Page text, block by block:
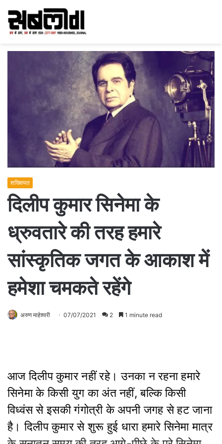
शख्सियत
दिलीप कुमार सिनेमा के
ध्रुवतारे की तरह हमारे
सांस्कृतिक जगत के आकाश में
हमेशा चमकते रहेंगे
अरुण माहेश्वरी 07/07/2021 2 1 minute read
आज दिलीप कुमार नहीं रहे। उनका न रहना हमारे
सिनेमा के किसी युग का अंत नहीं, बल्कि किसी
विध्वंस से इसकी गंगोत्री के अपनी जगह से हट जाना
है। दिलीप कुमार से शुरू हुई धारा हमारे सिनेमा मात्र